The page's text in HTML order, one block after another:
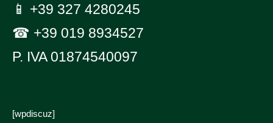
📱 +39 327 4280245
☎ +39 019 8934527
P. IVA 01874540097
[wpdiscuz]